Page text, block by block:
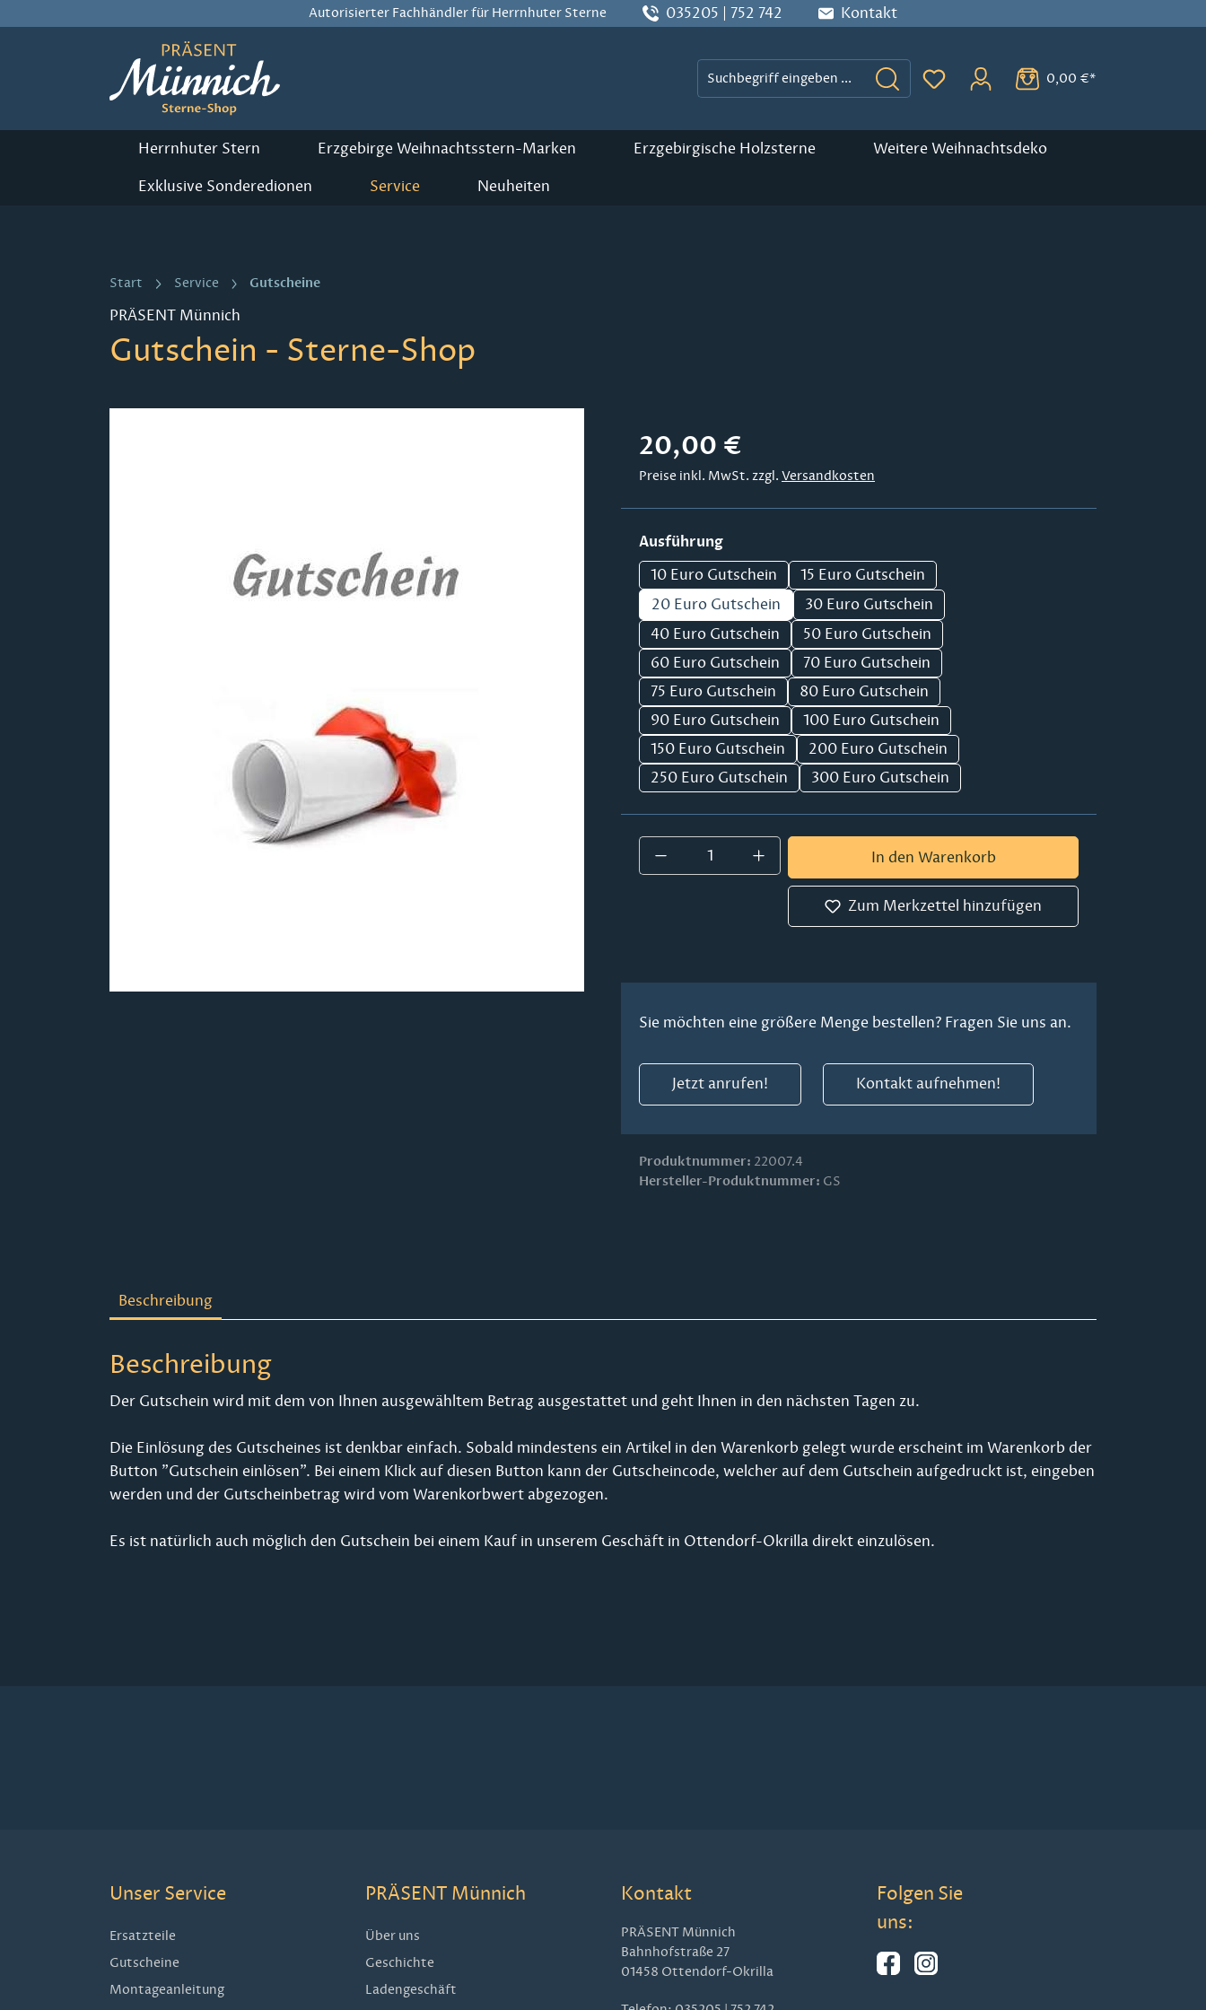
Autorisierter Fachhändler für Herrnhuter Sterne 035205 | 752 742 Kontakt
Du hast 0 Produkte auf dem
0,00 €*
Herrnhuter Stern Erzgebirge Weihnachtsstern-Marken Erzgebirgische Holzsterne Weitere Weihnachtsdeko
Exklusive Sonderedionen Service Neuheiten
Start Service Gutscheine
PRÄSENT Münnich
Gutschein - Sterne-Shop
Regulärer Preis:
20,00 €
Preise inkl. MwSt. zzgl. Versandkosten
Ausführungauswählen
10 Euro Gutschein
15 Euro Gutschein
20 Euro Gutschein
30 Euro Gutschein
40 Euro Gutschein
50 Euro Gutschein
60 Euro Gutschein
70 Euro Gutschein
75 Euro Gutschein
80 Euro Gutschein
90 Euro Gutschein
100 Euro Gutschein
150 Euro Gutschein
200 Euro Gutschein
250 Euro Gutschein
300 Euro Gutschein
Produkt Anzahl: Gib den gewünschten Wert ein oder
In den Warenkorb
Zum Merkzettel hinzufügen
Sie möchten eine größere Menge bestellen? Fragen Sie uns an.
Jetzt anrufen! Kontakt aufnehmen!
Produktnummer: 22007.4
Hersteller-Produktnummer: GS
Beschreibung
Beschreibung
Der Gutschein wird mit dem von Ihnen ausgewähltem Betrag ausgestattet und geht Ihnen in den nächsten Tagen zu.
Die Einlösung des Gutscheines ist denkbar einfach. Sobald mindestens ein Artikel in den Warenkorb gelegt wurde erscheint im Warenkorb der
Button "Gutschein einlösen". Bei einem Klick auf diesen Button kann der Gutscheincode, welcher auf dem Gutschein aufgedruckt ist, eingeben
werden und der Gutscheinbetrag wird vom Warenkorbwert abgezogen.
Es ist natürlich auch möglich den Gutschein bei einem Kauf in unserem Geschäft in Ottendorf-Okrilla direkt einzulösen.
Unser Service
Ersatzteile
Gutscheine
Montageanleitung
PRÄSENT Münnich
Über uns
Geschichte
Ladengeschäft
Kontakt
PRÄSENT Münnich
Bahnhofstraße 27
01458 Ottendorf-Okrilla
Folgen Sie
uns: